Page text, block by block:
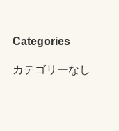
Categories
カテゴリーなし